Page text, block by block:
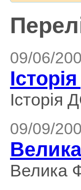
09/06/
Історія
09/09/
Велика